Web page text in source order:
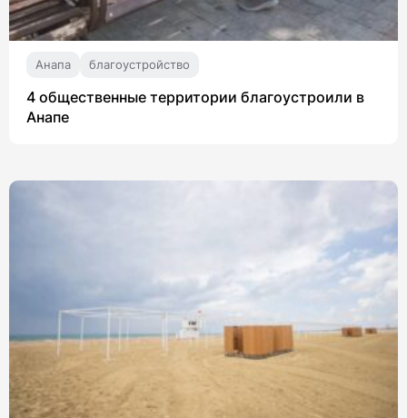
Анапа благоустройство
4 общественные территории благоустроили в
Анапе